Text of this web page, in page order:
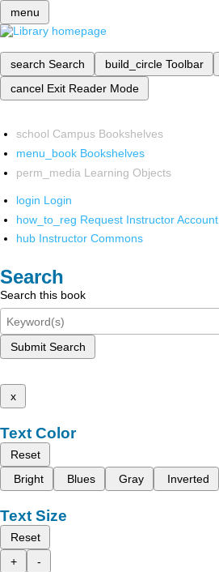
menu
search Search build_circle Toolbar
cancel Exit Reader Mode
school Campus Bookshelves
menu_book Bookshelves
perm_media Learning Objects
login Login
how_to_reg Request Instructor Account
hub Instructor Commons
Search
Search this book
Submit Search
x
Text Color
Reset
Bright
Blues Gray Inverted
Text Size
Reset
+
-